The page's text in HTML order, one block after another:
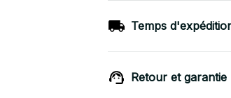
Temps
Retour et garantie